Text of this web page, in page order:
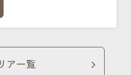
ア一覧